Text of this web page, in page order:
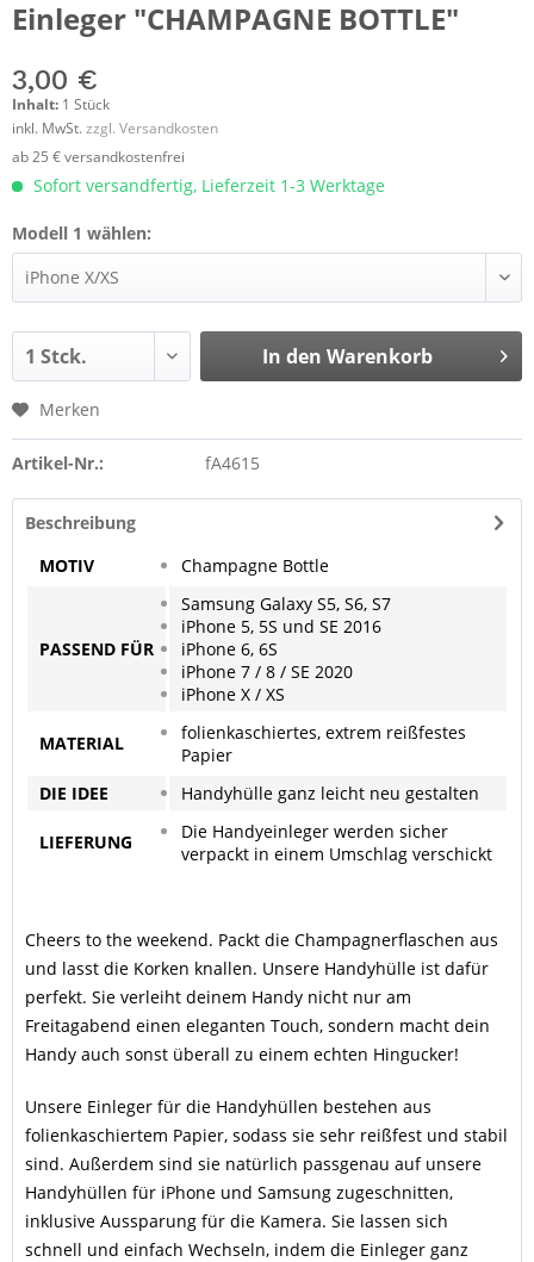
Einleger "CHAMPAGNE BOTTLE"
3,00 €
Inhalt: 1 Stück
inkl. MwSt.zzgl. Versandkosten
ab 25 € versandkostenfrei
Sofort versandfertig, Lieferzeit 1-3 Werktage
Modell 1 wählen:
In den Warenkorb
Merken
Artikel-Nr.: fA4615
Beschreibung
MOTIV
Champagne Bottle
PASSEND FÜR
Samsung Galaxy S5, S6, S7
iPhone 5, 5S und SE 2016
iPhone 6, 6S
iPhone 7 / 8 / SE 2020
iPhone X / XS
MATERIAL
folienkaschiertes, extrem reißfestes
Papier
DIE IDEE
Handyhülle ganz leicht neu gestalten
LIEFERUNG
Die Handyeinleger werden sicher
verpackt in einem Umschlag verschickt
Cheers to the weekend. Packt die Champagnerflaschen aus
und lasst die Korken knallen. Unsere Handyhülle ist dafür
perfekt. Sie verleiht deinem Handy nicht nur am
Freitagabend einen eleganten Touch, sondern macht dein
Handy auch sonst überall zu einem echten Hingucker!
Unsere Einleger für die Handyhüllen bestehen aus
folienkaschiertem Papier, sodass sie sehr reißfest und stabil
sind. Außerdem sind sie natürlich passgenau auf unsere
Handyhüllen für iPhone und Samsung zugeschnitten,
inklusive Aussparung für die Kamera. Sie lassen sich
schnell und einfach Wechseln, indem die Einleger ganz